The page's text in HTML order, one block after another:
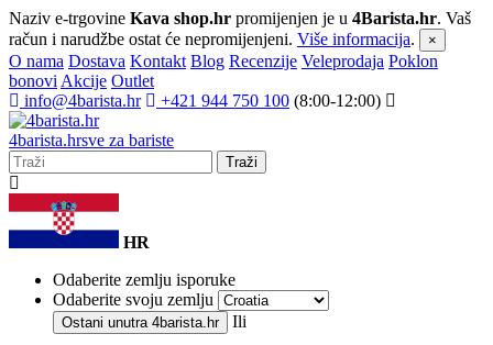
Naziv e-trgovine Kava shop.hr promijenjen je u 4Barista.hr. Vaš
račun i narudžbe ostat će nepromijenjeni. Više informacija. ×
O nama Dostava Kontakt Blog Recenzije Veleprodaja Poklon
bonovi Akcije Outlet
info@4barista.hr
+421 944 750 100 (8:00-12:00)
4barista.hrsve za bariste
Traži
HR
Odaberite zemlju isporuke
Odaberite svoju zemlju
Ostani unutra 4barista.hr Ili